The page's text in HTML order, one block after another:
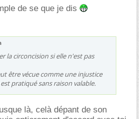
de se que je dis
la circoncision si elle n'est pas
être vécue comme une injustice
pratiqué sans raison valable.
là, celà dépant de son